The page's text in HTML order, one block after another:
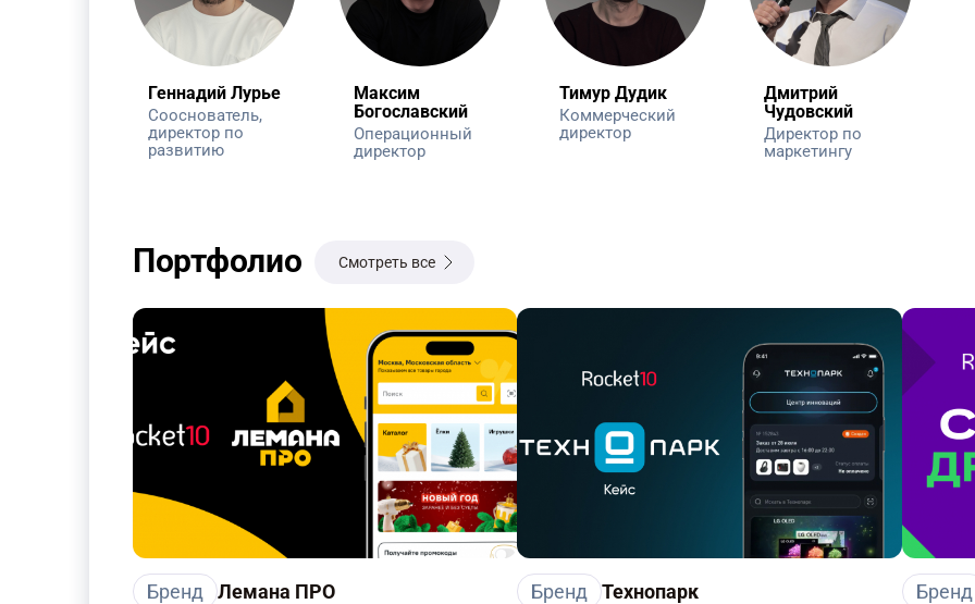
Геннадий Лурье
Сооснователь,
директор по
развитию
Максим
Богославский
Операционный
директор
Тимур Дудик
Коммерческий
директор
Дмитрий
Чудовский
Директор по
маркетингу
Портфолио Смотреть все
Бренд
Лемана ПРО
Бренд
Технопарк
Бренд